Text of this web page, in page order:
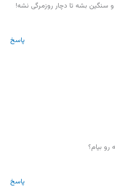
بشه تا دچار روزمرگی نشه!
پاسخ
بیام؟
پاسخ